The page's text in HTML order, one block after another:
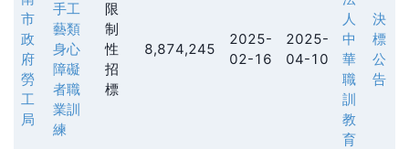
市
政
府
勞
工
局
手工
藝類
身心
障礙
者職
業訓
練
限
制
性
招
標
8,874,245
2025-
02-16
2025-
04-10
人
中
華
職
訓
教
育
決
標
公
告